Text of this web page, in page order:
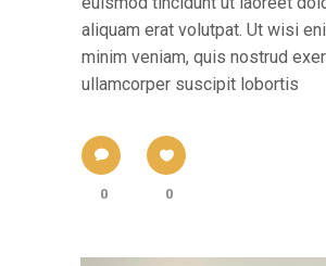
aliquam erat volutpat. Ut wisi
minim veniam, quis nostrud
ullamcorper suscipit lobortis
0 0